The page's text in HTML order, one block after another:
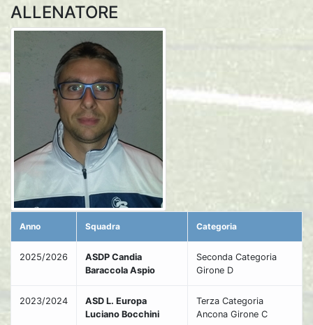
ALLENATORE
Anno Squadra Categoria
2025/2026
ASDP Candia
Baraccola Aspio
Seconda Categoria
Girone D
2023/2024
ASD L. Europa
Luciano Bocchini
Terza Categoria
Ancona Girone C